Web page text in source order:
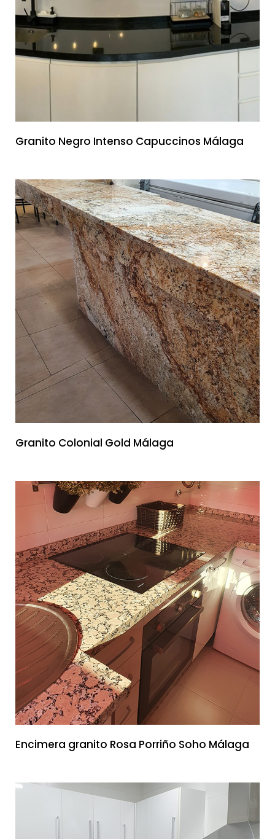
Granito Negro Intenso Capuccinos Málaga
Granito Colonial Gold Málaga
Encimera granito Rosa Porriño Soho Málaga